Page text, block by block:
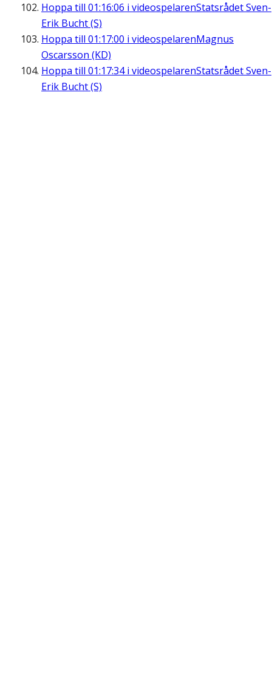
Hoppa till 01:16:06 i videospelarenStatsrådet Sven-
Erik Bucht (S)
Hoppa till 01:17:00 i videospelarenMagnus
Oscarsson (KD)
Hoppa till 01:17:34i videospelarenStatsrådet Sven-
Erik Bucht (S)